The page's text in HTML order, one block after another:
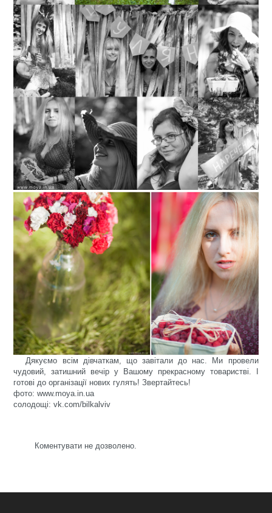
Дякуємо всім дівчаткам, що завітали до нас. Ми провели
чудовий, затишний вечір у Вашому прекрасному товаристві. І
готові до організації нових гулять! Звертайтесь!
фото: www.moya.in.ua
солодощі:vk.com/bilkalviv
Коментувати не дозволено.